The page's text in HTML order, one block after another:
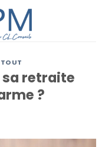
TOUT
retraite
?